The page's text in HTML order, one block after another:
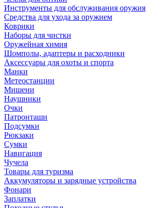
Инструменты для обслуживания оружия
Средства для ухода за оружием
Коврики
Наборы для чистки
Оружейная химия
Шомполы, адаптеры и расходники
Аксессуары для охоты и спорта
Манки
Метеостанции
Мишени
Наушники
Очки
Патронташи
Подсумки
Рюкзаки
Сумки
Навигация
Чучела
Товары для туризма
Аккумуляторы и зарядные устройства
Фонари
Заплатки